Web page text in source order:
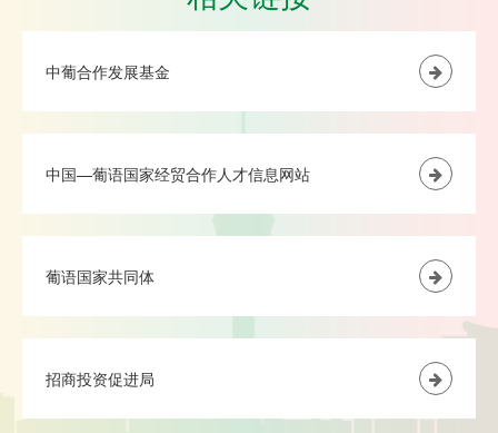
中葡合作发展基金
中国—葡语国家经贸合作人才信息网站
葡语国家共同体
招商投资促进局